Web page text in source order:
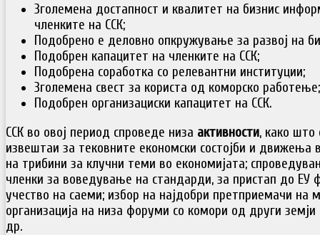
Зголемена достапност и квалитет на бизнис
членките на ССК;
Подобрено е деловно опкружување за развој на
Подобрен капацитет на членките на ССК;
Подобрена соработка со релевантни институции;
Зголемена свест за користа од коморско работење;
Подобрен организациски капацитет на ССК.
ССК во овој период спроведе низа активности, како што
извештаи за тековните економски состојби и движења
на трибини за клучни теми во економијата;
членки за воведување на стандарди, за пристап до ЕУ
учество на саеми; избор на најдобри претприемачи на
организација на низа форуми со комори од други земји
др.